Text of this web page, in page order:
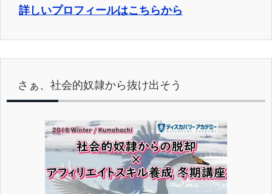
詳しいプロフィールはこちらから
さぁ、社会的奴隷から抜け出そう